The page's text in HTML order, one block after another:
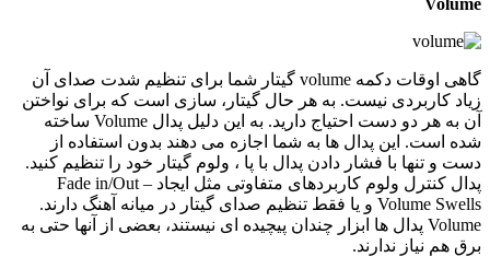
Volume
گاهی اوقات دکمه volume گیتار شما برای تنظیم شدت صدای آن
زیاد کاربردی نیست. به هر حال گیتار، سازی است که برای نواختن
آن به هر دو دست احتیاج دارید. به این دلیل پدال Volume ساخته
شده است. این پدال ها به شما اجازه می دهند بدون استفاده از
دست و تنها با فشار دادن پدال با پا ، ولوم گیتار خود را تنظیم کنید.
پدال کنترل ولوم کاربردهای متفاوتی مثل ایجاد Fade in/Out –
Volume Swells و یا فقط تنظیم صدای گیتار در میانه آهنگ دارند.
Volume پدال ها ابزار چندان پیچیده ای نیستند، بعضی از آنها حتی به
برق هم نیاز ندارند.